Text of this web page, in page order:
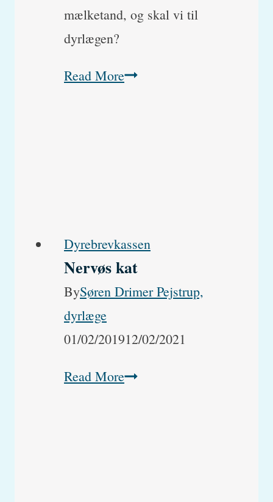
mælketand, og skal vi til
dyrlægen?
Read MoreHvorfor
Dyrebrevkassen
Nervøs kat
BySøren Drimer Pejstrup,
dyrlæge
01/02/201912/02/2021
Read MoreNervøs